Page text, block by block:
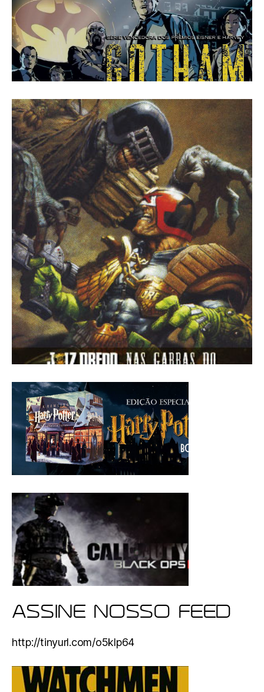
ASSINE NOSSO FEED
http://tinyurl.com/o5klp64